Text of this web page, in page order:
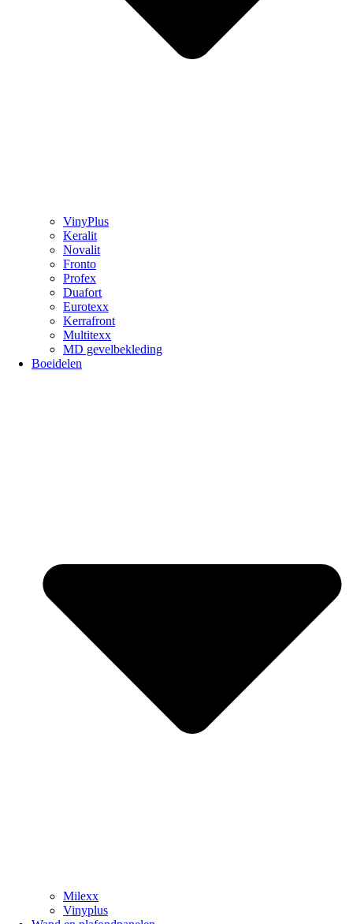
VinyPlus
Keralit
Novalit
Fronto
Profex
Duafort
Eurotexx
Kerrafront
Multitexx
MD gevelbekleding
Boeidelen
Milexx
Vinyplus